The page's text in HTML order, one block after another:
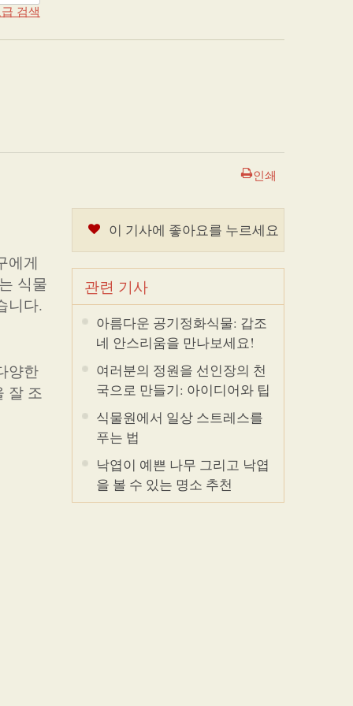
급 검색
인쇄
에게
식물
니다.
양한
잘 조
이 기사에 좋아요를 누르세요
관련 기사
아름다운 공기정화식물: 갑조
네 안스리움을 만나보세요!
여러분의 정원을 선인장의 천
국으로 만들기: 아이디어와 팁
식물원에서 일상 스트레스를
푸는 법
낙엽이 예쁜 나무 그리고 낙엽
을 볼 수 있는 명소 추천